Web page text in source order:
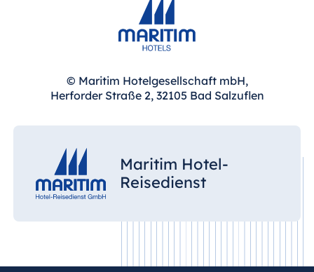
© Maritim Hotelgesellschaft mbH,
Herforder Straße 2, 32105 Bad Salzuflen
Maritim Hotel-
Reisedienst